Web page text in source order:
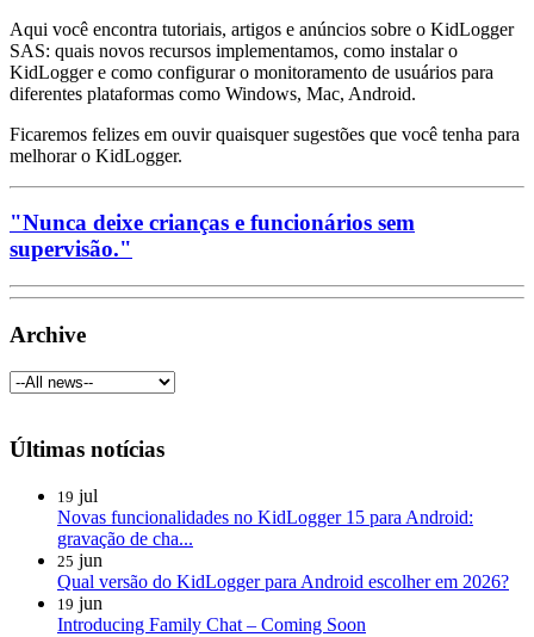
Aqui você encontra tutoriais, artigos e anúncios sobre o KidLogger
SAS: quais novos recursos implementamos, como instalar o
KidLogger e como configurar o monitoramento de usuários para
diferentes plataformas como Windows, Mac, Android.
Ficaremos felizes em ouvir quaisquer sugestões que você tenha para
melhorar o KidLogger.
"Nunca deixe crianças e funcionários sem
supervisão."
Archive
Últimas notícias
19 jul
Novas funcionalidades no KidLogger 15 para Android:
gravação de cha...
25 jun
Qual versão do KidLogger para Android escolher em 2026?
19 jun
Introducing Family Chat – Coming Soon